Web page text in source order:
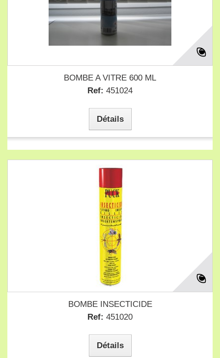
BOMBE A VITRE 600 ML
Ref: 451024
Détails
BOMBE INSECTICIDE
Ref: 451020
Détails